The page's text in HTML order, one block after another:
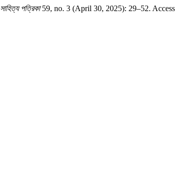
সাহিত্য পত্রিকা59, no. 3 (April 30, 2025): 29–52.